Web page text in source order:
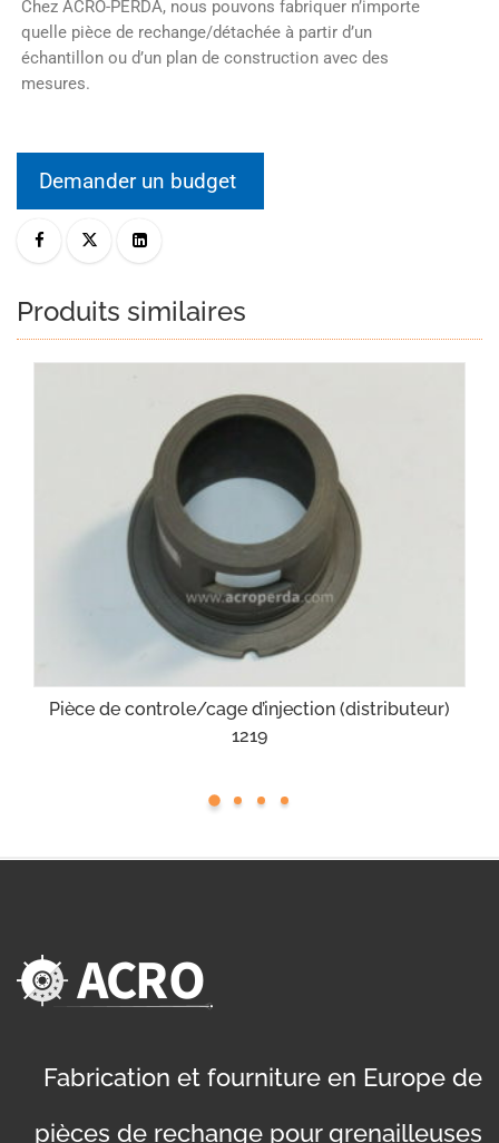
Chez ACRO-PERDA, nous pouvons fabriquer n’importe
quelle pièce de rechange/détachée à partir d’un
échantillon ou d’un plan de construction avec des
mesures.
Demander un budget
Produits similaires
Pièce de controle/cage d’injection (distributeur)
1219
Fabrication et fourniture en Europe de
pièces de rechange pour grenailleuses